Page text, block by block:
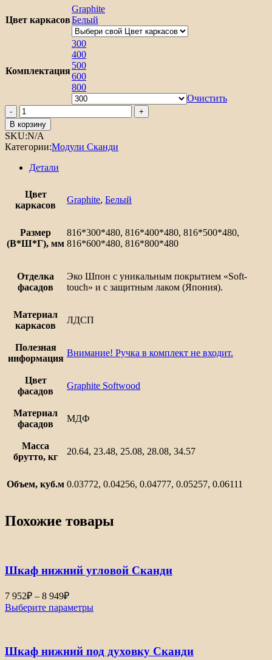
6
037₽
–
11
996₽
Цвет каркасов
Graphite
Белый
Комплектация
300
400
500
600
800
Очистить
Количество
товара
Шкаф
нижний
с
3-
Сканди
В корзину
SKU:N/A
Категории:Модули Сканди
Детали
Цвет
каркасов
Graphite, Белый
Размер
(В*Ш*Г), мм
816*300*480, 816*400*480, 816*500*480,
816*600*480, 816*800*480
Отделка
фасадов
Эко Шпон с уникальным покрытием «Soft-
touch» и с защитным лаком (Япония).
Материал
каркасов
ЛДСП
Полезная
информация
Внимание! Ручка в комплект не входит.
Цвет
фасадов
Graphite Softwood
Материал
фасадов
МДФ
Масса
брутто, кг
20.64, 23.48, 25.08, 28.08, 34.57
Объем, куб.м 0.03772, 0.04256, 0.04777, 0.05257, 0.06111
Похожие товары
Шкаф нижний угловой Сканди
7 952₽ – 8 949₽Диапазон
цен:
7
8
Выберите параметры
Шкаф нижний под духовку Сканди